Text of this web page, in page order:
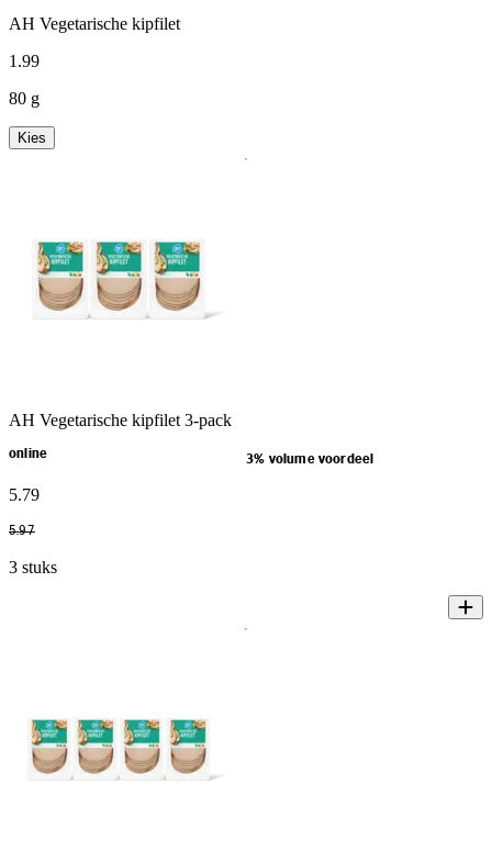
AH Vegetarische kipfilet
1 .99
80 g
Kies
AH Vegetarische kipfilet 3-pack
online 3% volume voordeel
5.79
5.97
3 stuks